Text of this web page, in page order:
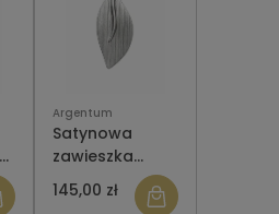
Argentum
Satynowa
zawieszka
srebrno-
tytanowa
145,00 zł